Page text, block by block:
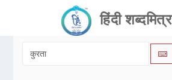
हिंदी शब्दमित्र